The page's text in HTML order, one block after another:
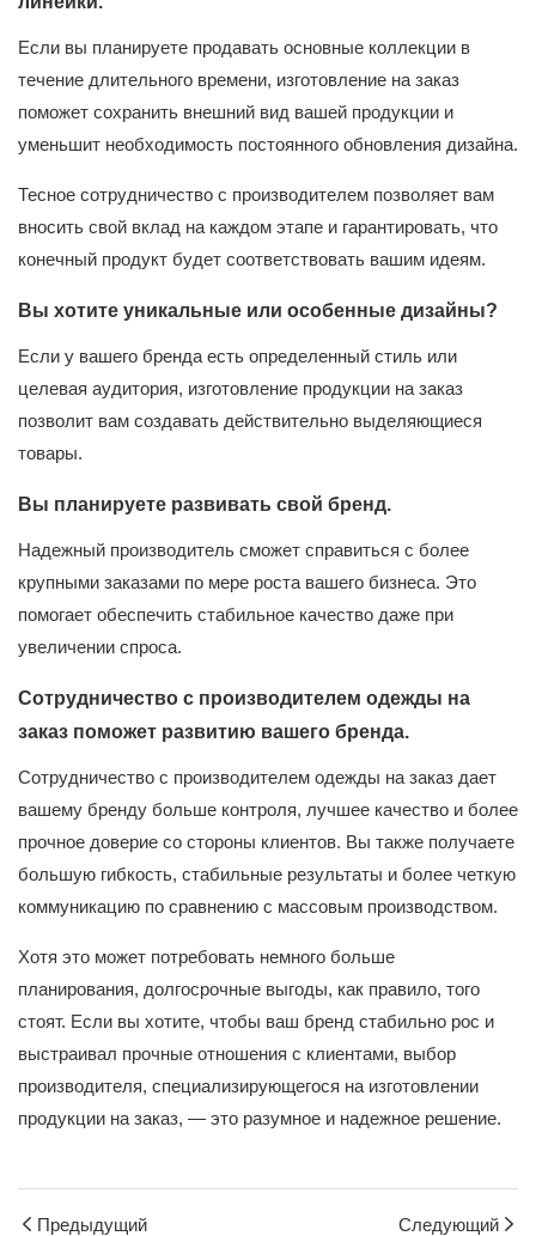
Если вы планируете продавать основные коллекции в
течение длительного времени, изготовление на заказ
поможет сохранить внешний вид вашей продукции и
уменьшит необходимость постоянного обновления дизайна.
Тесное сотрудничество с производителем позволяет вам
вносить свой вклад на каждом этапе и гарантировать, что
конечный продукт будет соответствовать вашим идеям.
Вы хотите уникальные или особенные дизайны?
Если у вашего бренда есть определенный стиль или
целевая аудитория, изготовление продукции на заказ
позволит вам создавать действительно выделяющиеся
товары.
Вы планируете развивать свой бренд.
Надежный производитель сможет справиться с более
крупными заказами по мере роста вашего бизнеса. Это
помогает обеспечить стабильное качество даже при
увеличении спроса.
Сотрудничество с производителем одежды на
заказ поможет развитию вашего бренда.
Сотрудничество с производителем одежды на заказ дает
вашему бренду больше контроля, лучшее качество и более
прочное доверие со стороны клиентов. Вы также получаете
большую гибкость, стабильные результаты и более четкую
коммуникацию по сравнению с массовым производством.
Хотя это может потребовать немного больше
планирования, долгосрочные выгоды, как правило, того
стоят. Если вы хотите, чтобы ваш бренд стабильно рос и
выстраивал прочные отношения с клиентами, выбор
производителя, специализирующегося на изготовлении
продукции на заказ, — это разумное и надежное решение.
Предыдущий Следующий